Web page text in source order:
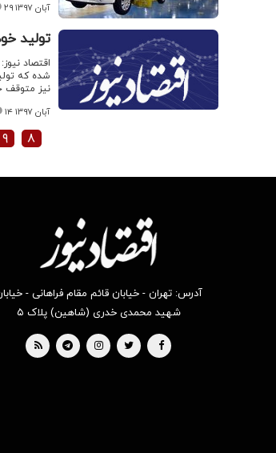
۲۹ آبان ۱۳۹۷
تولید
اقتصاد
شده که
نیز متوقف
۱۴ آبان ۱۳۹۷
۸ ۹
آدرس: تهران - خیابان قائم مقام فراهانی -
شهید محمدی خدری (شاهین) پلاک ۵